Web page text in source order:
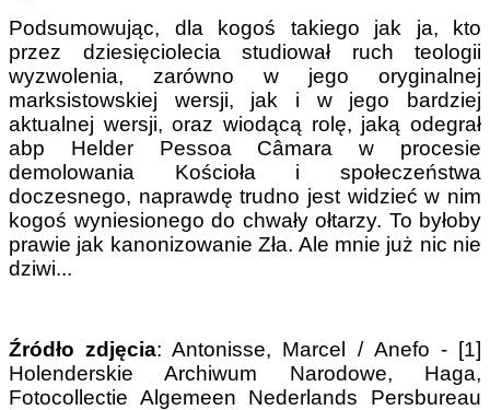
Podsumowując, dla kogoś takiego jak ja, kto
przez dziesięciolecia studiował ruch teologii
wyzwolenia, zarówno w jego oryginalnej
marksistowskiej wersji, jak i w jego bardziej
aktualnej wersji, oraz wiodącą rolę, jaką odegrał
abp Helder Pessoa Câmara w procesie
demolowania Kościoła i społeczeństwa
doczesnego, naprawdę trudno jest widzieć w nim
kogoś wyniesionego do chwały ołtarzy. To byłoby
prawie jak kanonizowanie Zła. Ale mnie już nic nie
dziwi...
Źródło zdjęcia: Antonisse, Marcel / Anefo - [1]
Holenderskie Archiwum Narodowe, Haga,
Fotocollectie Algemeen Nederlands Persbureau